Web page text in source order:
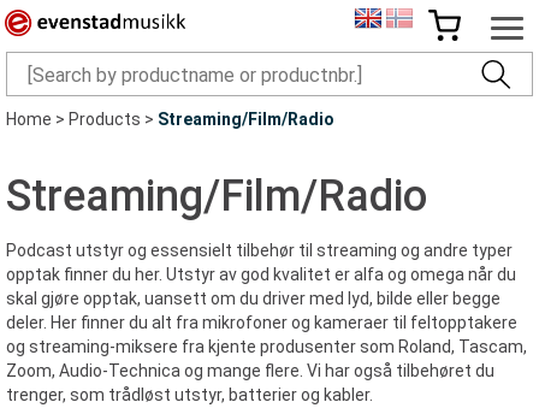
Home>Products>Streaming/Film/Radio
Streaming/Film/Radio
Podcast utstyr og essensielt tilbehør til streaming og andre typer
opptak finner du her. Utstyr av god kvalitet er alfa og omega når du
skal gjøre opptak, uansett om du driver med lyd, bilde eller begge
deler. Her finner du alt fra mikrofoner og kameraer til feltopptakere
og streaming-miksere fra kjente produsenter som Roland, Tascam,
Zoom, Audio-Technica og mange flere. Vi har også tilbehøret du
trenger, som trådløst utstyr, batterier og kabler.